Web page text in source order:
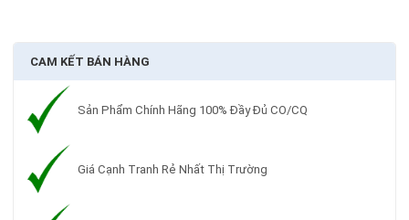
CAM KẾT BÁN HÀNG
Sản Phẩm Chính Hãng 100% Đầy Đủ CO/CQ
Giá Cạnh Tranh Rẻ Nhất Thị Trường